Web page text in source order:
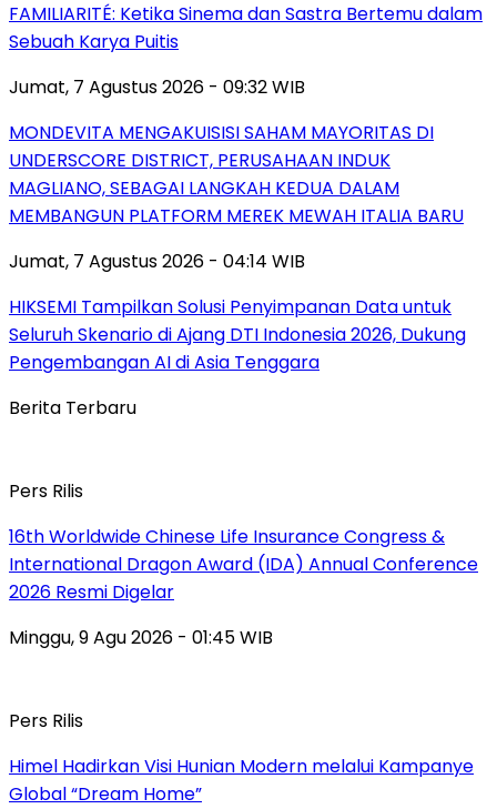
FAMILIARITÉ: Ketika Sinema dan Sastra Bertemu dalam
Sebuah Karya Puitis
Jumat, 7 Agustus 2026 - 09:32 WIB
MONDEVITA MENGAKUISISI SAHAM MAYORITAS DI
UNDERSCORE DISTRICT, PERUSAHAAN INDUK
MAGLIANO, SEBAGAI LANGKAH KEDUA DALAM
MEMBANGUN PLATFORM MEREK MEWAH ITALIA BARU
Jumat, 7 Agustus 2026 - 04:14 WIB
HIKSEMI Tampilkan Solusi Penyimpanan Data untuk
Seluruh Skenario di Ajang DTI Indonesia 2026, Dukung
Pengembangan AI di Asia Tenggara
Berita Terbaru
Pers Rilis
16th Worldwide Chinese Life Insurance Congress &
International Dragon Award (IDA) Annual Conference
2026 Resmi Digelar
Minggu, 9 Agu 2026 - 01:45 WIB
Pers Rilis
Himel Hadirkan Visi Hunian Modern melalui Kampanye
Global “Dream Home”